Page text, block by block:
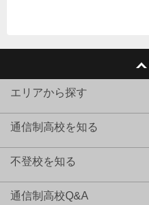
エリアから探す
通信制高校を知る
不登校を知る
通信制高校Q&A